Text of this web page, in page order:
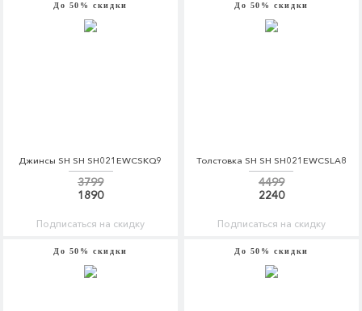
До 50% скидки
Джинсы SH SH SH021EWCSKQ9
3799
1890
Подписаться на скидку
До 50% скидки
Толстовка SH SH SH021EWCSLA8
4499
2240
Подписаться на скидку
До 50% скидки До 50% скидки